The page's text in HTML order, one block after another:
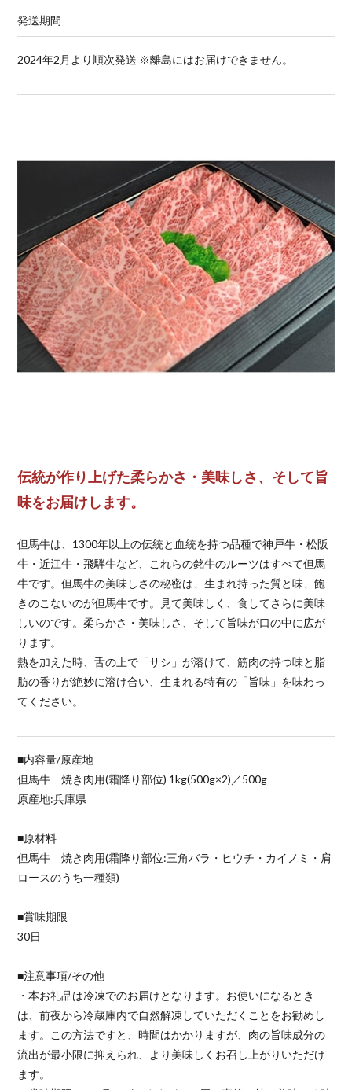
発送期間
2024年2月より順次発送 ※離島にはお届けできません。
伝統が作り上げた柔らかさ・美味しさ、そして旨
味をお届けします。
但馬牛は、1300年以上の伝統と血統を持つ品種で神戸牛・松阪
牛・近江牛・飛騨牛など、これらの銘牛のルーツはすべて但馬
牛です。但馬牛の美味しさの秘密は、生まれ持った質と味、飽
きのこないのが但馬牛です。見て美味しく、食してさらに美味
しいのです。柔らかさ・美味しさ、そして旨味が口の中に広が
ります。
熱を加えた時、舌の上で「サシ」が溶けて、筋肉の持つ味と脂
肪の香りが絶妙に溶け合い、生まれる特有の「旨味」を味わっ
てください。
■内容量/原産地
但馬牛 焼き肉用(霜降り部位) 1kg(500g×2)／500g
原産地:兵庫県
■原材料
但馬牛 焼き肉用(霜降り部位:三角バラ・ヒウチ・カイノミ・肩
ロースのうち一種類)
■賞味期限
30日
■注意事項/その他
・本お礼品は冷凍でのお届けとなります。お使いになるとき
は、前夜から冷蔵庫内で自然解凍していただくことをお勧めし
ます。この方法ですと、時間はかかりますが、肉の旨味成分の
流出が最小限に抑えられ、より美味しくお召し上がりいただけ
ます。